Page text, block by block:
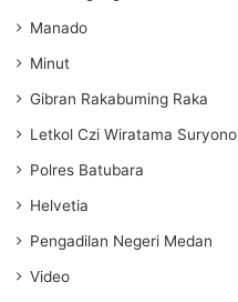
Manado
Minut
Gibran Rakabuming Raka
Letkol Czi Wiratama Suryono
Polres Batubara
Helvetia
Pengadilan Negeri Medan
Video